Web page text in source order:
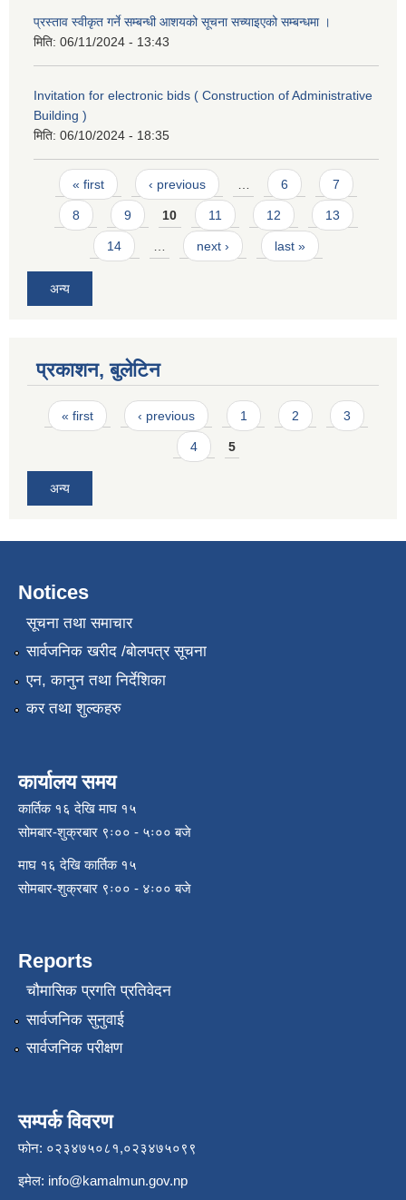
प्रस्ताव स्वीकृत गर्ने सम्बन्धी आशयको सूचना सच्याइएको सम्बन्धमा ।
मिति: 06/11/2024 - 13:43
Invitation for electronic bids ( Construction of Administrative
Building )
मिति: 06/10/2024 - 18:35
Pages
« first ‹ previous … 6 7
8 9 10 11 12 13
14 … next › last »
अन्य
प्रकाशन, बुलेटिन
Pages
« first ‹ previous 1 2 3
4 5
अन्य
Notices
सूचना तथा समाचार
सार्वजनिक खरीद /बोलपत्र सूचना
एन, कानुन तथा निर्देशिका
कर तथा शुल्कहरु
कार्यालय समय
कार्तिक १६ देखि माघ १५
सोमबार-शुक्रबार ९ः०० - ५ः०० बजे
माघ १६ देखि कार्तिक १५
सोमबार-शुक्रबार ९ः०० - ४ः०० बजे
Reports
चौमासिक प्रगति प्रतिवेदन
सार्वजनिक सुनुवाई
सार्वजनिक परीक्षण
सम्पर्क विवरण
फोन: ०२३४७५०८१,०२३४७५०९९
इमेल: info@kamalmun.gov.np